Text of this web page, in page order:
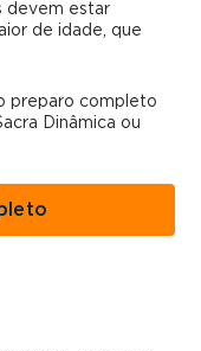
devem estar
de idade, que
preparo completo
Dinâmica ou